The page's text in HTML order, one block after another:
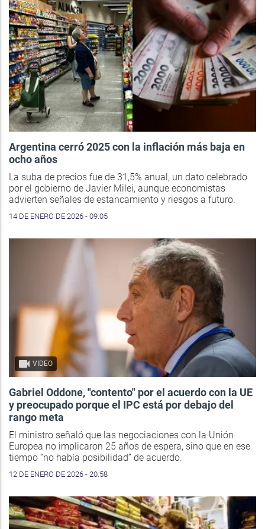
Argentina cerró 2025 con la inflación más baja en
ocho años
La suba de precios fue de 31,5% anual, un dato celebrado
por el gobierno de Javier Milei, aunque economistas
advierten señales de estancamiento y riesgos a futuro.
14 DE ENERO DE 2026 - 09:05
VIDEO
Gabriel Oddone, "contento" por el acuerdo con la UE
y preocupado porque el IPC está por debajo del
rango meta
El ministro señaló que las negociaciones con la Unión
Europea no implicaron 25 años de espera, sino que en ese
tiempo “no había posibilidad” de acuerdo.
12 DE ENERO DE 2026 - 20:58